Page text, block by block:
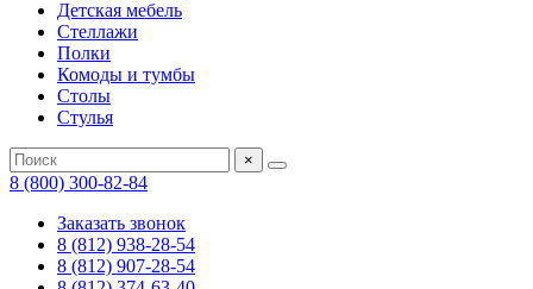
Детская мебель
Стеллажи
Полки
Комоды и тумбы
Столы
Стулья
×
8 (800) 300-82-84
Заказать звонок
8 (812) 938-28-54
8 (812) 907-28-54